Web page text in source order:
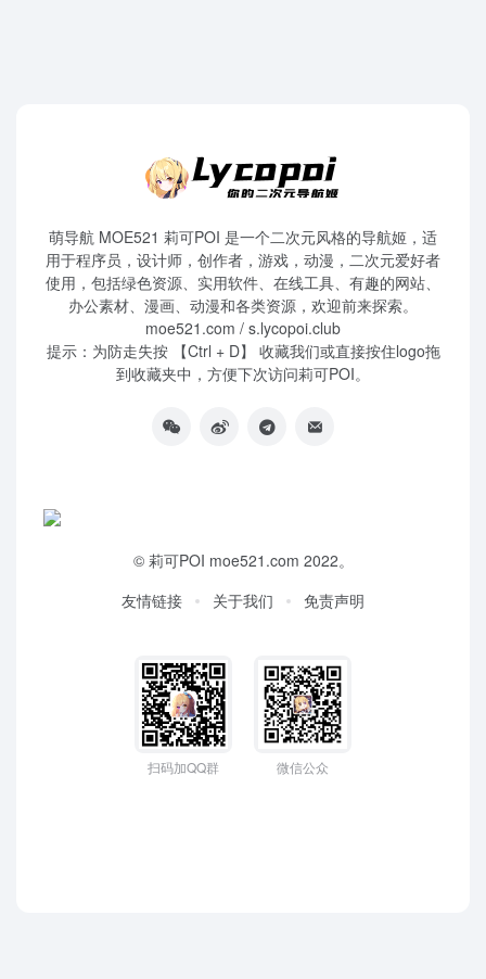
萌导航 MOE521 莉可POI 是一个二次元风格的导航姬，适
用于程序员，设计师，创作者，游戏，动漫，二次元爱好者
使用，包括绿色资源、实用软件、在线工具、有趣的网站、
办公素材、漫画、动漫和各类资源，欢迎前来探索。
moe521.com / s.lycopoi.club
提示：为防走失按 【Ctrl + D】 收藏我们或直接按住logo拖
到收藏夹中，方便下次访问莉可POI。
© 莉可POI moe521.com 2022。
友情链接
关于我们 免责声明
扫码加QQ群 微信公众